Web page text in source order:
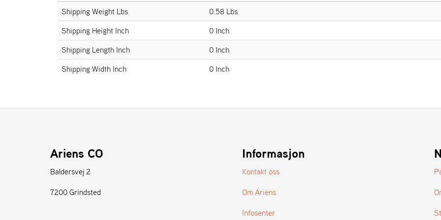
Shipping Weight Lbs
0.58 Lbs
Shipping Height Inch
0 Inch
Shipping Length Inch
0 Inch
Shipping Width Inch
0 Inch
Ariens CO
Baldersvej 2
7200 Grindsted
Informasjon
Kontakt oss
Om Ariens
Infosenter